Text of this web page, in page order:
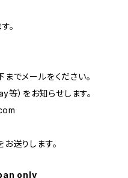
。
でメールをください。
）をお知らせします。
送りします。
only